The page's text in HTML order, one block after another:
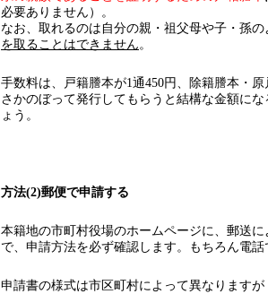
必要ありません）。
なお、取れるのは自分の親・祖父母や子・孫の
を取ることはできません。
手数料は、戸籍謄本が1通450円、除籍謄本・原
さかのぼって発行してもらうと結構な金額に
ょう。
方法(2)郵便で申請する
本籍地の市町村役場のホームページに、郵送
で、申請方法を必ず確認します。もちろん電話
申請書の様式は市区町村によって異なります